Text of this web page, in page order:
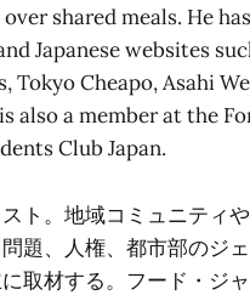
shared meals. He
Japanese websites
Tokyo Cheapo, Asahi
also a member at the
Club Japan.
ト。地域コミュニティ
題、人権、都市部のジ
取材する。フード・ジ